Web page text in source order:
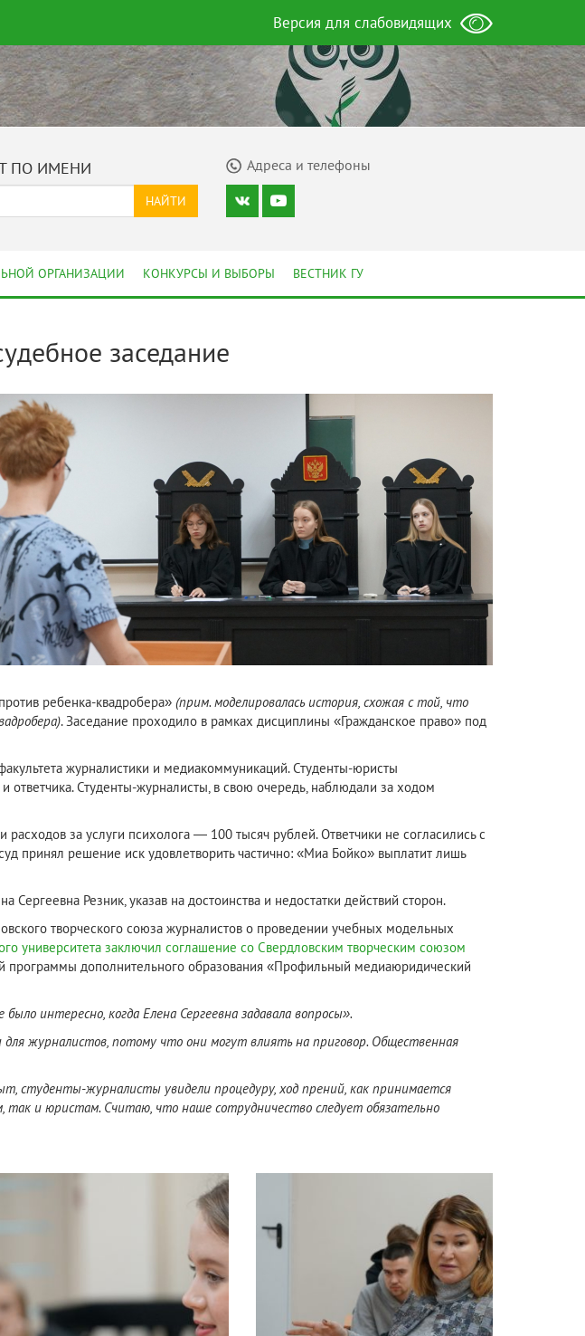
Версия для слабовидящих
ПО ИМЕНИ Адреса и телефоны
НАЙТИ
ОРГАНИЗАЦИИ КОНКУРСЫ И ВЫБОРЫ ВЕСТНИК ГУ
заседание
ребенка-квадробера» (прим. моделировалась история, схожая с той, что
.‍ Заседание проходило в рамках дисциплины «Гражданское право» под
журналистики и медиакоммуникаций. Студенты-юристы
ответчика. Студенты-журналисты, в свою очередь, наблюдали за ходом
за услуги психолога — 100 тысяч рублей. Ответчики не согласились с
принял решение иск удовлетворить частично: «Миа Бойко» выплатит лишь
Резник, указав на достоинства и недостатки действий сторон.
творческого союза журналистов о проведении учебных модельных
университета заключил соглашение со Свердловским творческим союзом
программы дополнительного образования «Профильный медиаюридический
интересно, когда Елена Сергеевна задавала вопросы».
журналистов, потому что они могут влиять на приговор. Общественная
студенты-журналисты увидели процедуру, ход прений, как принимается
так и юристам. Считаю, что наше сотрудничество следует обязательно